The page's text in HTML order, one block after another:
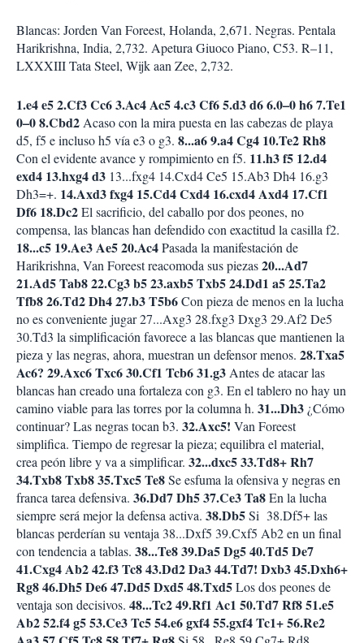
Blancas: Jorden Van Foreest, Holanda, 2,671. Negras. Pentala
Harikrishna, India, 2,732. Apetura Giuoco Piano, C53. R–11,
LXXXIII Tata Steel, Wijk aan Zee, 2,732.
1.e4 e5 2.Cf3 Cc6 3.Ac4 Ac5 4.c3 Cf6 5.d3 d6 6.0–0 h6 7.Te1
0–0 8.Cbd2 Acaso con la mira puesta en las cabezas de playa
d5, f5 e incluso h5 vía e3 o g3. 8...a6 9.a4 Cg4 10.Te2 Rh8
Con el evidente avance y rompimiento en f5. 11.h3 f5 12.d4
exd4 13.hxg4 d3 13...fxg4 14.Cxd4 Ce5 15.Ab3 Dh4 16.g3
Dh3=+. 14.Axd3 fxg4 15.Cd4 Cxd4 16.cxd4 Axd4 17.Cf1
Df6 18.Dc2El sacrificio, del caballo por dos peones, no
compensa, las blancas han defendido con exactitud la casilla f2.
18...c5 19.Ae3 Ae5 20.Ac4Pasada la manifestación de
Harikrishna, Van Foreest reacomoda sus piezas20...Ad7
21.Ad5 Tab8 22.Cg3 b5 23.axb5 Txb5 24.Dd1 a5 25.Ta2
Tfb8 26.Td2 Dh4 27.b3 T5b6Con pieza de menos en la lucha
no es conveniente jugar 27...Axg3 28.fxg3 Dxg3 29.Af2 De5
30.Td3 la simplificación favorece a las blancas que mantienen la
pieza y las negras, ahora, muestran un defensor menos. 28.Txa5
Ac6? 29.Axc6 Txc6 30.Cf1 Tcb6 31.g3 Antes de atacar las
blancas han creado una fortaleza con g3. En el tablero no hay un
camino viable para las torres por la columna h. 31...Dh3 ¿Cómo
continuar? Las negras tocan b3. 32.Axc5! Van Foreest
simplifica. Tiempo de regresar la pieza; equilibra el material,
crea peón libre y va a simplificar. 32...dxc5 33.Td8+ Rh7
34.Txb8 Txb8 35.Txc5 Te8Se esfuma la ofensiva y negras en
franca tarea defensiva. 36.Dd7 Dh5 37.Ce3 Ta8En la lucha
siempre será mejor la defensa activa. 38.Db5Si 38.Df5+ las
blancas perderían su ventaja 38...Dxf5 39.Cxf5 Ab2 en un final
con tendencia a tablas. 38...Te8 39.Da5 Dg5 40.Td5 De7
41.Cxg4 Ab2 42.f3 Tc8 43.Dd2 Da3 44.Td7! Dxb3 45.Dxh6+
Rg8 46.Dh5 De6 47.Dd5 Dxd5 48.Txd5Los dos peones de
ventaja son decisivos. 48...Tc2 49.Rf1 Ac1 50.Td7 Rf8 51.e5
Ab2 52.f4 g5 53.Ce3 Tc5 54.e6 gxf4 55.gxf4 Tc1+ 56.Re2